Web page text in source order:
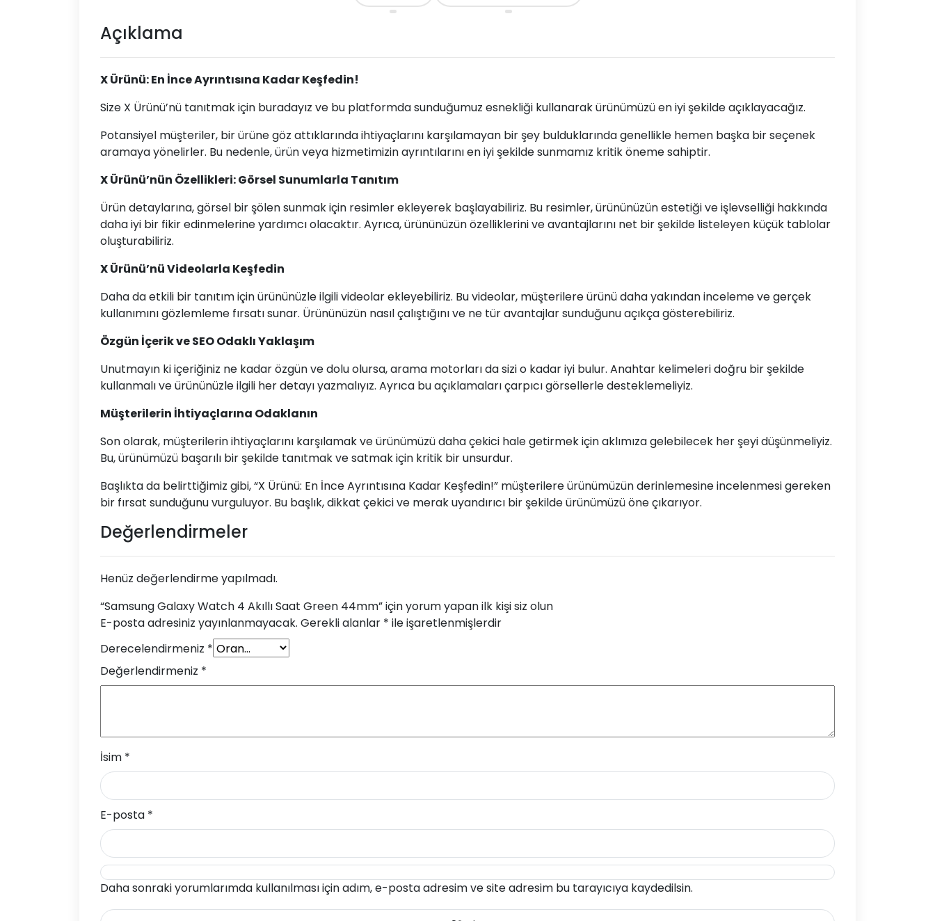
Açıklama
X Ürünü: En İnce Ayrıntısına Kadar Keşfedin!
Size X Ürünü’nü tanıtmak için buradayız ve bu platformda sunduğumuz esnekliği kullanarak ürünümüzü en iyi şekilde açıklayacağız.
Potansiyel müşteriler, bir ürüne göz attıklarında ihtiyaçlarını karşılamayan bir şey bulduklarında genellikle hemen başka bir seçenek
aramaya yönelirler. Bu nedenle, ürün veya hizmetimizin ayrıntılarını en iyi şekilde sunmamız kritik öneme sahiptir.
X Ürünü’nün Özellikleri: Görsel Sunumlarla Tanıtım
Ürün detaylarına, görsel bir şölen sunmak için resimler ekleyerek başlayabiliriz. Bu resimler, ürününüzün estetiği ve işlevselliği hakkında
daha iyi bir fikir edinmelerine yardımcı olacaktır. Ayrıca, ürününüzün özelliklerini ve avantajlarını net bir şekilde listeleyen küçük tablolar
oluşturabiliriz.
X Ürünü’nü Videolarla Keşfedin
Daha da etkili bir tanıtım için ürününüzle ilgili videolar ekleyebiliriz. Bu videolar, müşterilere ürünü daha yakından inceleme ve gerçek
kullanımını gözlemleme fırsatı sunar. Ürününüzün nasıl çalıştığını ve ne tür avantajlar sunduğunu açıkça gösterebiliriz.
Özgün İçerik ve SEO Odaklı Yaklaşım
Unutmayın ki içeriğiniz ne kadar özgün ve dolu olursa, arama motorları da sizi o kadar iyi bulur. Anahtar kelimeleri doğru bir şekilde
kullanmalı ve ürününüzle ilgili her detayı yazmalıyız. Ayrıca bu açıklamaları çarpıcı görsellerle desteklemeliyiz.
Müşterilerin İhtiyaçlarına Odaklanın
Son olarak, müşterilerin ihtiyaçlarını karşılamak ve ürünümüzü daha çekici hale getirmek için aklımıza gelebilecek her şeyi düşünmeliyiz.
Bu, ürünümüzü başarılı bir şekilde tanıtmak ve satmak için kritik bir unsurdur.
Başlıkta da belirttiğimiz gibi, “X Ürünü: En İnce Ayrıntısına Kadar Keşfedin!” müşterilere ürünümüzün derinlemesine incelenmesi gereken
bir fırsat sunduğunu vurguluyor. Bu başlık, dikkat çekici ve merak uyandırıcı bir şekilde ürünümüzü öne çıkarıyor.
Değerlendirmeler
Henüz değerlendirme yapılmadı.
“Samsung Galaxy Watch 4 Akıllı Saat Green 44mm” için yorum yapan ilk kişi siz olun
E-posta adresiniz yayınlanmayacak. Gerekli alanlar * ile işaretlenmişlerdir
Derecelendirmeniz *
Değerlendirmeniz *
İsim *
E-posta *
Daha sonraki yorumlarımda kullanılması için adım, e-posta adresim ve site adresim bu tarayıcıya kaydedilsin.